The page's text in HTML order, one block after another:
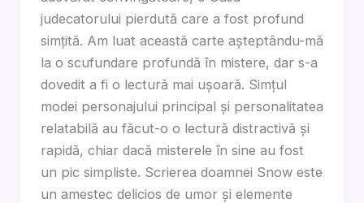
judecatorului pierdută care a fost profund
simțită. Am luat această carte așteptându-mă
la o scufundare profundă în mistere, dar s-a
dovedit a fi o lectură mai ușoară. Simțul
modei personajului principal și personalitatea
relatabilă au făcut-o o lectură distractivă și
rapidă, chiar dacă misterele în sine au fost
un pic simpliste. Scrierea doamnei Snow este
un amestec delicios de umor și elemente